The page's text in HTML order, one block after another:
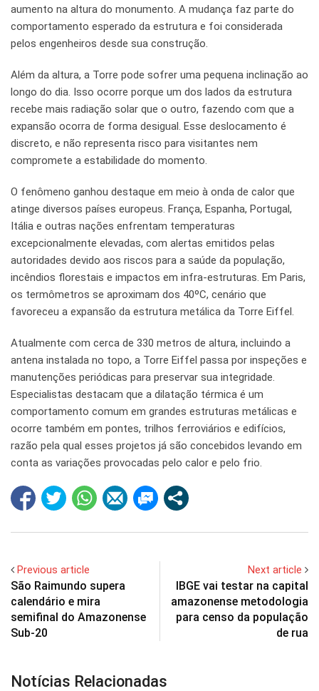
aumento na altura do monumento. A mudança faz parte do
comportamento esperado da estrutura e foi considerada
pelos engenheiros desde sua construção.
Além da altura, a Torre pode sofrer uma pequena inclinação ao
longo do dia. Isso ocorre porque um dos lados da estrutura
recebe mais radiação solar que o outro, fazendo com que a
expansão ocorra de forma desigual. Esse deslocamento é
discreto, e não representa risco para visitantes nem
compromete a estabilidade do momento.
O fenômeno ganhou destaque em meio à onda de calor que
atinge diversos países europeus. França, Espanha, Portugal,
Itália e outras nações enfrentam temperaturas
excepcionalmente elevadas, com alertas emitidos pelas
autoridades devido aos riscos para a saúde da população,
incêndios florestais e impactos em infra-estruturas. Em Paris,
os termômetros se aproximam dos 40ºC, cenário que
favoreceu a expansão da estrutura metálica da Torre Eiffel.
Atualmente com cerca de 330 metros de altura, incluindo a
antena instalada no topo, a Torre Eiffel passa por inspeções e
manutenções periódicas para preservar sua integridade.
Especialistas destacam que a dilatação térmica é um
comportamento comum em grandes estruturas metálicas e
ocorre também em pontes, trilhos ferroviários e edifícios,
razão pela qual esses projetos já são concebidos levando em
conta as variações provocadas pelo calor e pelo frio.
Previous article
São Raimundo supera
calendário e mira
semifinal do Amazonense
Sub-20
Next article
IBGE vai testar na capital
amazonense metodologia
para censo da população
de rua
Notícias Relacionadas